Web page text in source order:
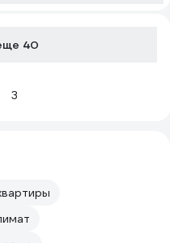
40
3